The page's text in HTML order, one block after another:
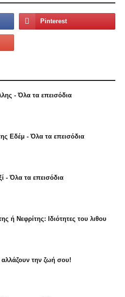
- Όλα τα επεισόδια
Εδέμ - Όλα τα επεισόδια
- Όλα τα επεισόδια
ή Νεφρίτης: Ιδιότητες του λιθου
αλλάζουν την ζωή σου!